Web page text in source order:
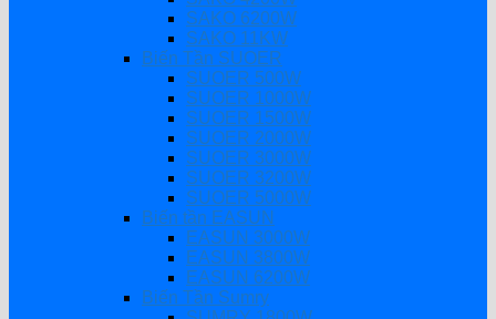
SAKO 6200W
SAKO 11KW
Biến Tần SUOER
SUOER 500W
SUOER 1000W
SUOER 1500W
SUOER 2000W
SUOER 3000W
SUOER 3200W
SUOER 5000W
Biến tần EASUN
EASUN 3000W
EASUN 3800W
EASUN 6200W
Biến Tần Sumry